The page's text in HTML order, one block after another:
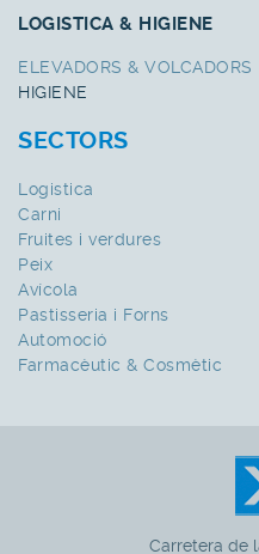
LOGISTICA & HIGIENE
ELEVADORS & VOLCADORS
HIGIENE
SECTORS
Logistica
Carni
Fruites i verdures
Peix
Avícola
Pastisseria i Forns
Automoció
Farmacèutic & Cosmètic
Carretera de